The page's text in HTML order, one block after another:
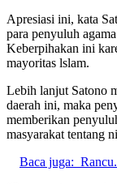
Apresiasi ini, kata
para penyuluh
Keberpihakan ini
mayoritas lslam.
Lebih lanjut Satono
daerah ini, maka
memberikan
masyarakat tentang
Baca juga: